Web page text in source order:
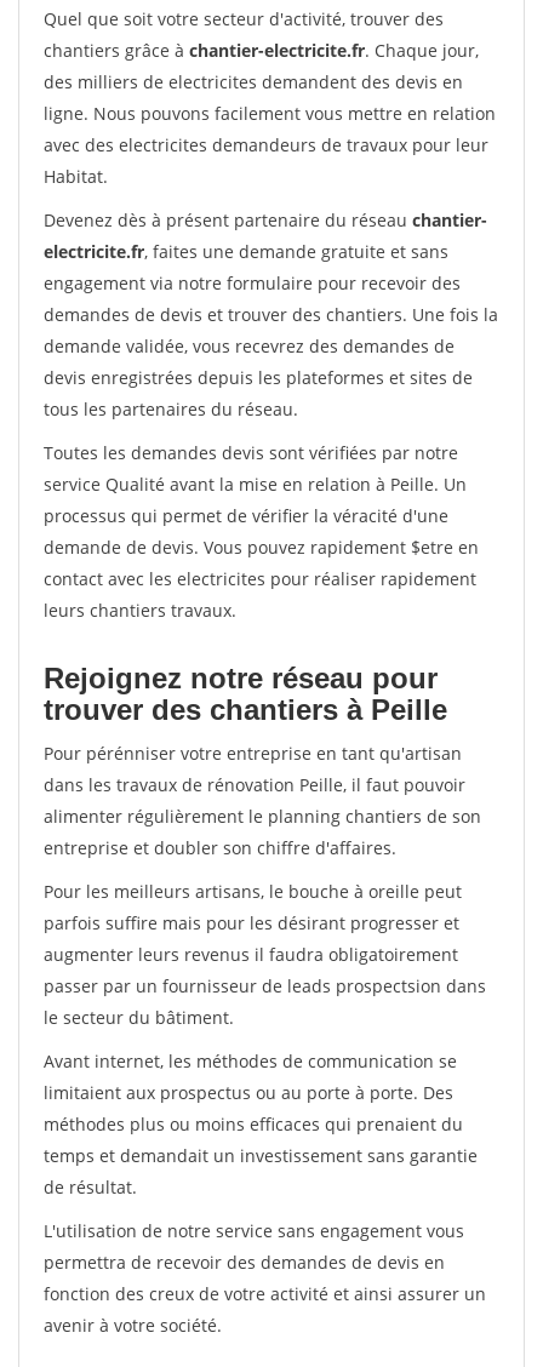
Quel que soit votre secteur d'activité, trouver des
chantiers grâce à chantier-electricite.fr. Chaque jour,
des milliers de electricites demandent des devis en
ligne. Nous pouvons facilement vous mettre en relation
avec des electricites demandeurs de travaux pour leur
Habitat.
Devenez dès à présent partenaire du réseau chantier-
electricite.fr, faites une demande gratuite et sans
engagement via notre formulaire pour recevoir des
demandes de devis et trouver des chantiers. Une fois la
demande validée, vous recevrez des demandes de
devis enregistrées depuis les plateformes et sites de
tous les partenaires du réseau.
Toutes les demandes devis sont vérifiées par notre
service Qualité avant la mise en relation à Peille. Un
processus qui permet de vérifier la véracité d'une
demande de devis. Vous pouvez rapidement $etre en
contact avec les electricites pour réaliser rapidement
leurs chantiers travaux.
Rejoignez notre réseau pour
trouver des chantiers à Peille
Pour pérénniser votre entreprise en tant qu'artisan
dans les travaux de rénovation Peille, il faut pouvoir
alimenter régulièrement le planning chantiers de son
entreprise et doubler son chiffre d'affaires.
Pour les meilleurs artisans, le bouche à oreille peut
parfois suffire mais pour les désirant progresser et
augmenter leurs revenus il faudra obligatoirement
passer par un fournisseur de leads prospectsion dans
le secteur du bâtiment.
Avant internet, les méthodes de communication se
limitaient aux prospectus ou au porte à porte. Des
méthodes plus ou moins efficaces qui prenaient du
temps et demandait un investissement sans garantie
de résultat.
L'utilisation de notre service sans engagement vous
permettra de recevoir des demandes de devis en
fonction des creux de votre activité et ainsi assurer un
avenir à votre société.